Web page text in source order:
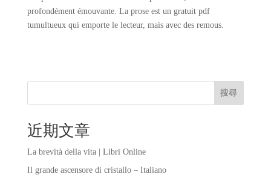
profondément émouvante. La prose est un gratuit pdf
tumultueux qui emporte le lecteur, mais avec des remous.
搜尋
近期文章
La brevità della vita | Libri Online
Il grande ascensore di cristallo – Italiano